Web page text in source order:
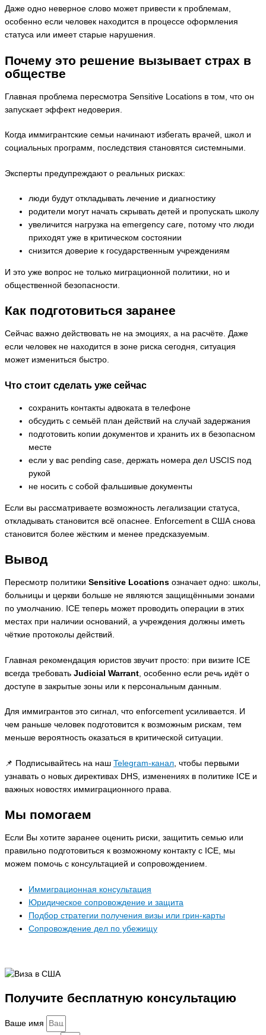
Даже одно неверное слово может привести к проблемам,
особенно если человек находится в процессе оформления
статуса или имеет старые нарушения.
Почему это решение вызывает страх в
обществе
Главная проблема пересмотра Sensitive Locations в том, что он
запускает эффект недоверия.
Когда иммигрантские семьи начинают избегать врачей, школ и
социальных программ, последствия становятся системными.
Эксперты предупреждают о реальных рисках:
люди будут откладывать лечение и диагностику
родители могут начать скрывать детей и пропускать школу
увеличится нагрузка на emergency care, потому что люди
приходят уже в критическом состоянии
снизится доверие к государственным учреждениям
И это уже вопрос не только миграционной политики, но и
общественной безопасности.
Как подготовиться заранее
Сейчас важно действовать не на эмоциях, а на расчёте. Даже
если человек не находится в зоне риска сегодня, ситуация
может измениться быстро.
Что стоит сделать уже сейчас
сохранить контакты адвоката в телефоне
обсудить с семьёй план действий на случай задержания
подготовить копии документов и хранить их в безопасном
месте
если у вас pending case, держать номера дел USCIS под
рукой
не носить с собой фальшивые документы
Если вы рассматриваете возможность легализации статуса,
откладывать становится всё опаснее. Enforcement в США снова
становится более жёстким и менее предсказуемым.
Вывод
Пересмотр политики Sensitive Locations означает одно: школы,
больницы и церкви больше не являются защищёнными зонами
по умолчанию. ICE теперь может проводить операции в этих
местах при наличии оснований, а учреждения должны иметь
чёткие протоколы действий.
Главная рекомендация юристов звучит просто: при визите ICE
всегда требовать Judicial Warrant , особенно если речь идёт о
доступе в закрытые зоны или к персональным данным.
Для иммигрантов это сигнал, что enforcement усиливается. И
чем раньше человек подготовится к возможным рискам, тем
меньше вероятность оказаться в критической ситуации.
📌 Подписывайтесь на наш Telegram-канал , чтобы первыми
узнавать о новых директивах DHS, изменениях в политике ICE и
важных новостях иммиграционного права.
Мы помогаем
Если Вы хотите заранее оценить риски, защитить семью или
правильно подготовиться к возможному контакту с ICE, мы
можем помочь с консультацией и сопровождением.
Иммиграционная консультация
Юридическое сопровождение и защита
Подбор стратегии получения визы или грин-карты
Сопровождение дел по убежищу
Получите бесплатную консультацию
Ваше имя